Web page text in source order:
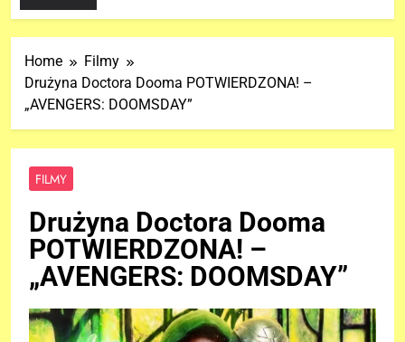
Home
Filmy
Drużyna Doctora Dooma POTWIERDZONA! –
„AVENGERS: DOOMSDAY”
FILMY
Drużyna Doctora Dooma
POTWIERDZONA! –
„AVENGERS: DOOMSDAY”